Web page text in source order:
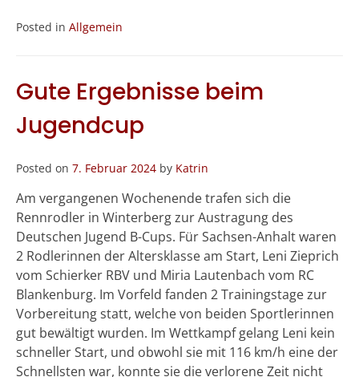
Posted in Allgemein
Gute Ergebnisse beim
Jugendcup
Posted on 7. Februar 2024 by Katrin
Am vergangenen Wochenende trafen sich die
Rennrodler in Winterberg zur Austragung des
Deutschen Jugend B-Cups. Für Sachsen-Anhalt waren
2 Rodlerinnen der Altersklasse am Start, Leni Zieprich
vom Schierker RBV und Miria Lautenbach vom RC
Blankenburg. Im Vorfeld fanden 2 Trainingstage zur
Vorbereitung statt, welche von beiden Sportlerinnen
gut bewältigt wurden. Im Wettkampf gelang Leni kein
schneller Start, und obwohl sie mit 116 km/h eine der
Schnellsten war, konnte sie die verlorene Zeit nicht